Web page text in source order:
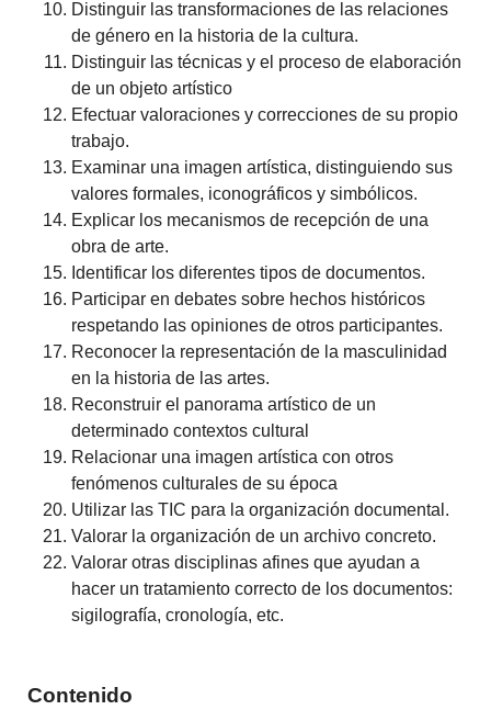
Distinguir las transformaciones de las relaciones
de género en la historia de la cultura.
Distinguir las técnicas y el proceso de elaboración
de un objeto artístico
Efectuar valoraciones y correcciones de su propio
trabajo.
Examinar una imagen artística, distinguiendo sus
valores formales, iconográficos y simbólicos.
Explicar los mecanismos de recepción de una
obra de arte.
Identificar los diferentes tipos de documentos.
Participar en debates sobre hechos históricos
respetando las opiniones de otros participantes.
Reconocer la representación de la masculinidad
en la historia de las artes.
Reconstruir el panorama artístico de un
determinado contextos cultural
Relacionar una imagen artística con otros
fenómenos culturales de su época
Utilizar las TIC para la organización documental.
Valorar la organización de un archivo concreto.
Valorar otras disciplinas afines que ayudan a
hacer un tratamiento correcto de los documentos:
sigilografía, cronología, etc.
Contenido